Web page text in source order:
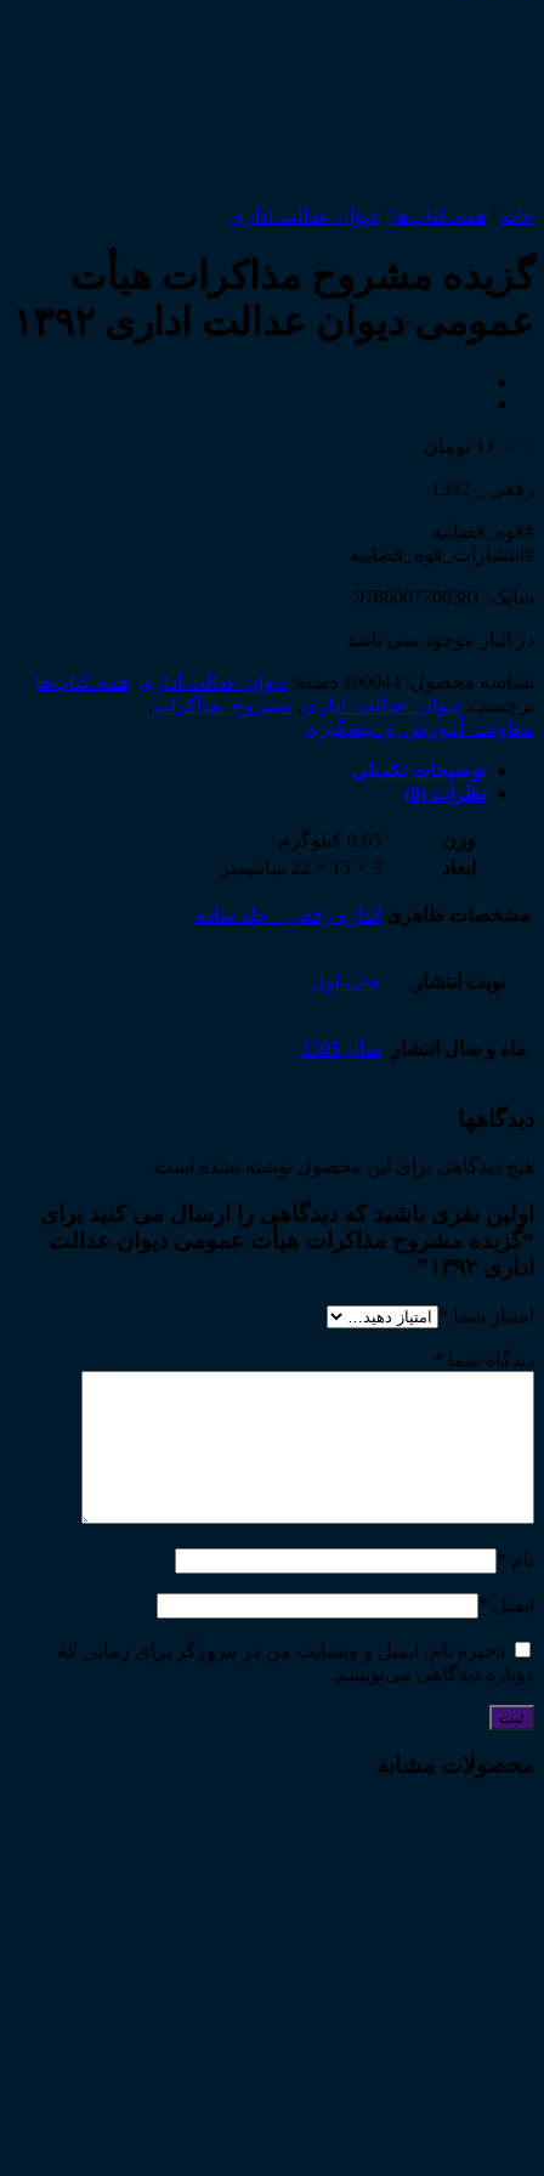
خانه / همه‌ـ‌کتاب‌ها / دیوان عدالت اداری
گزیده مشروح مذاکرات هیأت
عمومی دیوان عدالت اداری ۱۳۹۲
۱۶,۰۰۰ تومان
رقعی _ 1392
#قوه_قضاییه
#انتشارات_قوه_قضاییه
شابک: 9786007706381
در انبار موجود نمی باشد
شناسه محصول: 100044 دسته: دیوان عدالت اداری, همه‌ـ‌کتاب‌ها
برچسب: دیوان_عدالت_اداری, مشروح_مذاکرات,
معاونت_آموزش_و_پیشگیری
توضیحات تکمیلی
نظرات (0)
وزن
0.65 کیلوگرم
ابعاد
3 × 15 × 22 سانتیمتر
مشخصات ظاهری اندازه رقعی – جلد ساده
نوبت انتشار چاپ اول
ماه و سال انتشار سال 1395
دیدگاهها
هیچ دیدگاهی برای این محصول نوشته نشده است.
اولین نفری باشید که دیدگاهی را ارسال می کنید برای
“گزیده مشروح مذاکرات هیأت عمومی دیوان عدالت
اداری ۱۳۹۲”
امتیاز شما *
دیدگاه شما *
نام *
ایمیل *
ذخیره نام، ایمیل و وبسایت من در مرورگر برای زمانی که
دوباره دیدگاهی می‌نویسم.
محصولات مشابه